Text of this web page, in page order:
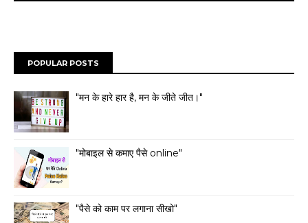
POPULAR POSTS
"मन के हारे हार है, मन के जीते जीत।"
"मोबाइल से कमाए पैसे online"
"पैसे को काम पर लगाना सीखो"